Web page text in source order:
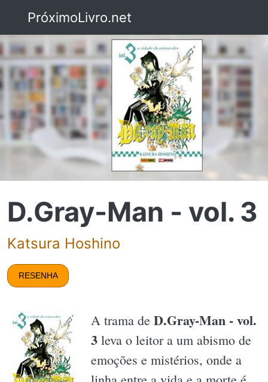
PróximoLivro.net
D.Gray-Man - vol. 3
Katsura Hoshino
RESENHA
A trama de D.Gray-Man - vol.
3 leva o leitor a um abismo de
emoções e mistérios, onde a